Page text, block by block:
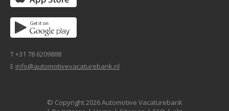
T +31 78 6209888
E info@automotivevacaturebank.nl
© Copyright 2026 Automotive Vacaturebank